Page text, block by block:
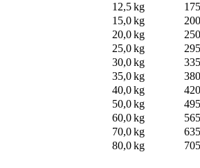
12,5 kg
15,0 kg
20,0 kg
25,0 kg
30,0 kg
35,0 kg
40,0 kg
50,0 kg
60,0 kg
70,0 kg
80,0 kg